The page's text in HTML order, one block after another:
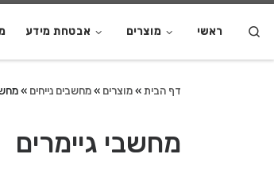
אבטחת מידע מוצרים ראשי
דף הבית »מוצרים »מחשבים נייחים »
מחשבי גיימרים